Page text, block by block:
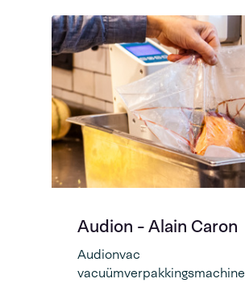
Audion - Alain Caron
Audionvac
vacuümverpakkingsmachine